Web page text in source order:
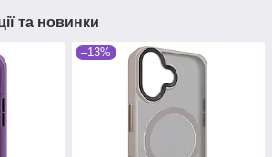
та новинки
–13%